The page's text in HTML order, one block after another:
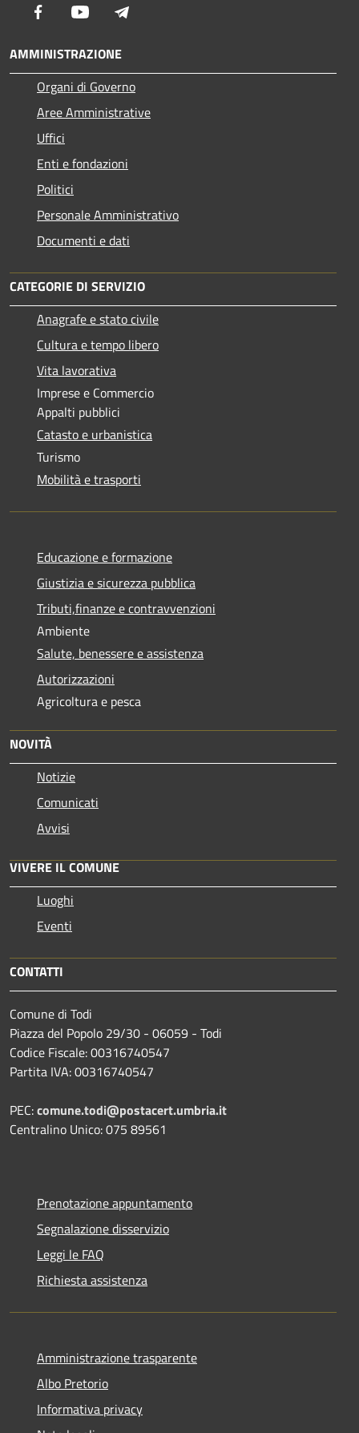
Facebook Youtube
AMMINISTRAZIONE
Organi di Governo
Aree Amministrative
Uffici
Enti e fondazioni
Politici
Personale Amministrativo
Documenti e dati
CATEGORIE DI SERVIZIO
Anagrafe e stato civile
Cultura e tempo libero
Vita lavorativa
Imprese e Commercio
Appalti pubblici
Catasto e urbanistica
Turismo
Mobilità e trasporti
Educazione e formazione
Giustizia e sicurezza pubblica
Tributi,finanze e contravvenzioni
Ambiente
Salute, benessere e assistenza
Autorizzazioni
Agricoltura e pesca
NOVITÀ
Notizie
Comunicati
Avvisi
VIVERE IL COMUNE
Luoghi
Eventi
CONTATTI
Comune di Todi
Piazza del Popolo 29/30 - 06059 - Todi
Codice Fiscale: 00316740547
Partita IVA: 00316740547
PEC:comune.todi@postacert.umbria.it
Centralino Unico: 075 89561
Prenotazione appuntamento
Segnalazione disservizio
Leggi le FAQ
Richiesta assistenza
Amministrazione trasparente
Albo Pretorio
Informativa privacy